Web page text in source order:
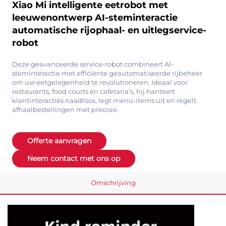
Xiao Mi intelligente eetrobot met
leeuwenontwerp AI-steminteractie
automatische rijophaal- en uitlegservice-
robot
Deze geavanceerde service-robot combineert AI-
steminteractie met efficiënte geautomatiseerde rijbeheer
om uw eetgelegenheid te revolutioneren. Ideaal voor
restaurants, food courts en cafetaria's, hij hanteert
klantinteracties naadloos, legt menu-items uit en regelt
afhaalbestellingen met precisie.
Offerte aanvragen
Neem contact met ons op
Omschrijving